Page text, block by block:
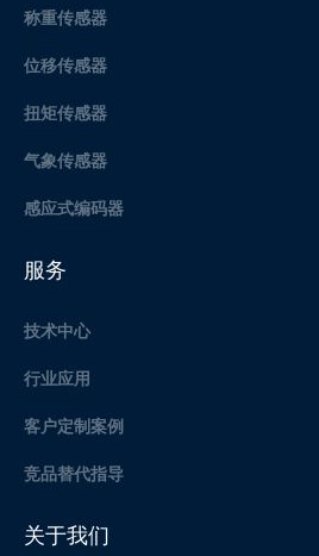
称重传感器
位移传感器
扭矩传感器
气象传感器
感应式编码器
服务
技术中心
行业应用
客户定制案例
竞品替代指导
关于我们